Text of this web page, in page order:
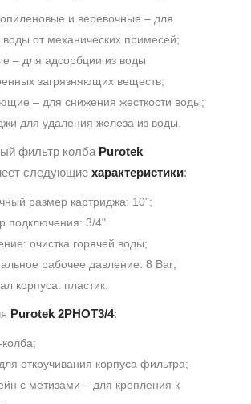
и веревочные – для
воды от механических примесей;
– для адсорбции из воды
загрязняющих веществ;
– для снижения жесткости воды;
для удаления железа из воды.
фильтр колба Purotek
следующие характеристики:
размер картриджа: 10";
подключения: 3/4"
очистка горячей воды;
рабочее давление: 8 Bar;
корпуса: пластик.
Purotek 2PHOT3/4:
откручивания корпуса фильтра;
с метизами – для крепления к